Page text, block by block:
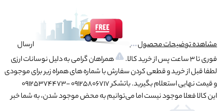
مشاهده توضیحات محصول
ارسال
فوری تا 3 ساعت پس از خرید کالا.
همراهان گرامی به دلیل نوسانات ارزی
لطفا قبل از خرید و قطعی کردن سفارش با شماره های همراه زیر برای موجودی
و قیمت نهایی استعلام بگیرید. باتشکر 09125806717 -09125374473
این کالا فعلا موجود نیست اما می‌توانیم به محض موجود شدن، به شما خبر